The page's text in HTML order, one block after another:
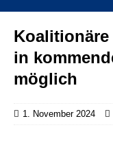
Koalitionäre
in
möglich
1. November 2024